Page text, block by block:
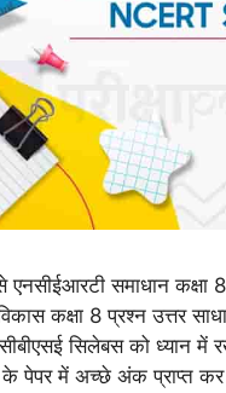
समाधान कक्षा
कक्षा 8 प्रश्न उत्तर
सिलेबस को ध्यान
में अच्छे अंक प्राप्त कर